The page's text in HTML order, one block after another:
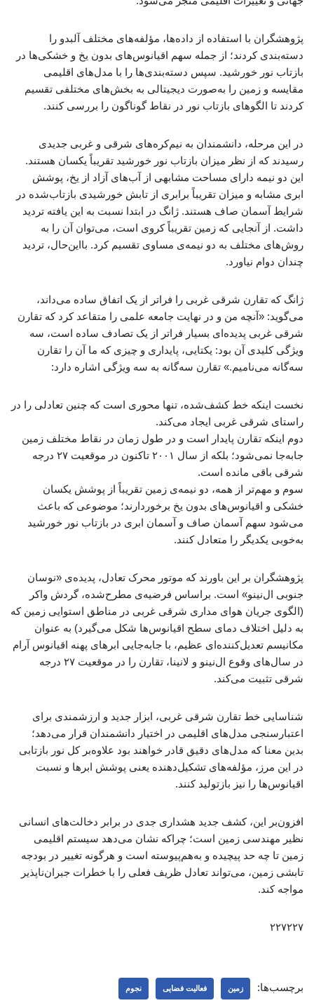
پژوهشگران با استفاده از داده‌ها، مؤلفه‌های مختلف آلبدو را
دسته‌بندی کردند؛ از جمله سهم اقیانوس‌های بدون یخ و خشکی‌ها در
بازتاب نور خورشید. سپس دسته‌بندی‌ها را با مدل‌های اقلیمی
مقایسه و زمین را به‌صورت دیجیتالی به بخش‌های مختلفی تقسیم
کردند تا الگوهای بازتاب نور در نقاط گوناگون را بررسی کنند.
در این مرحله، دانشمندان به نیم‌کره‌های شرقی و غربی جدیدی
رسیدند که از نظر میزان بازتاب نور خورشید تقریباً یکسان هستند.
این دو نیمه دارای مساحت مشابهی از آب‌های آزاد از یخ، پوشش
ابری مشابه و میزان تقریباً برابری از تابش خورشیدی بازتاب‌شده در
شرایط آسمان صاف هستند. ژانگ در ابتدا نسبت به این یافته تردید
داشت. از آنجایی که زمین تقریباً کروی است، می‌توان آن را به
روش‌های مختلف به دو نیمه‌ی مساوی تقسیم کرد. بااین‌حال، تردید
چندان دوام نیاورد.
ژانگ که تقارن شرقی غربی را فراتر از یک اتفاق ساده می‌داند،
می‌گوید: «آنچه من و در نهایت جامعه علمی را متقاعد کرد که تقارن
شرقی غربی پدیده‌ای بسیار فراتر از یک تصادف ساده است، سه
ویژگی کلیدی آن بود: یکتایی، پایداری و چیزی که ما آن را تقارن
سه‌گانه می‌نامیم.» تقارن سه‌گانه به سه ویژگی اشاره دارد:
نخست اینکه خط کشف‌شده، تنها محوری است که چنین تعادلی را در
راستای شرقی غربی ایجاد می‌کند.
دوم اینکه تقارن پایدار است و در طول زمان در نقاط مختلف زمین
جابه‌جا نمی‌شود؛ بلکه از سال ۲۰۰۱ تاکنون در موقعیت ۲۷ درجه
شرقی باقی مانده است.
سوم و مهم‌تر از همه، دو نیمه‌ی زمین تقریباً از پوشش یکسان
خشکی و اقیانوس‌های بدون یخ برخوردارند؛ موضوعی که باعث
می‌شود سهم آسمان صاف و آسمان ابری در بازتاب نور خورشید
به‌خوبی یکدیگر را متعادل کنند.
پژوهشگران بر این باورند که موتور محرک تعادل، پدیده‌ی «نوسان
جنوبی ال‌نینو» است. براساس فرضیه‌ی مطرح‌شده، گردش واکر
(الگوی جریان هوای مداری شرقی غربی در مناطق استوایی زمین که
به دلیل اختلاف دمای سطح اقیانوس‌ها شکل می‌گیرد) به عنوان
مکانیسم تعدیل‌کننده‌ای عظیم، با جابه‌جایی ابرهای پهنه اقیانوس آرام
در سال‌های وقوع ال‌نینو و لانینا، تقارن را در موقعیت ۲۷ درجه
شرقی تثبیت می‌کند.
شناسایی خط تقارن شرقی غربی، ابزار جدید و ارزشمندی برای
اعتبارسنجی مدل‌های اقلیمی در اختیار دانشمندان قرار می‌دهد؛
بدین معنا که مدل‌های دقیق قادر خواهند بود علاوه‌بر کل نور بازتابی
در این مرز، مؤلفه‌های تشکیل‌دهنده یعنی پوشش ابرها و نسبت
اقیانوس‌ها را نیز بازتولید کنند.
افزون‌بر این، کشف جدید هشداری جدی در برابر دخالت‌های انسانی
نظیر مهندسی زمین است؛ چراکه نشان می‌دهد سیستم اقلیمی
زمین تا چه حد پیچیده و به‌هم‌پیوسته است و هرگونه تغییر در بودجه
تابشی زمین، می‌تواند تعادل ظریف فعلی را با خطرات جبران‌ناپذیر
مواجه کند.
۲۲۷۲۲۷
برچسب‌ها: زمین فعالیت فضایی نجوم